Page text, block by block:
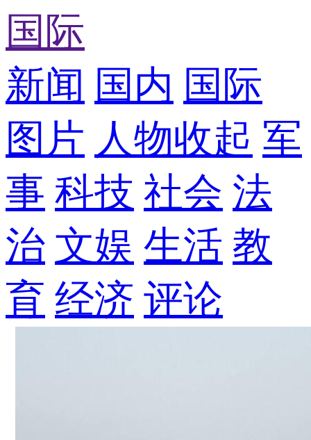
国际
新闻 国内 国际
图片 人物收起 军
事 科技 社会 法
治 文娱 生活 教
育 经济 评论